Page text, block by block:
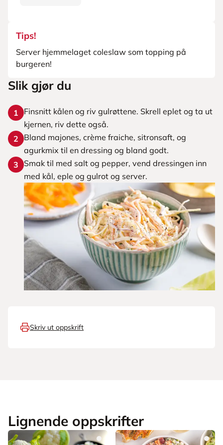
Tips!
Server hjemmelaget coleslaw som topping på
burgeren!
Slik gjør du
1
Finsnitt kålen og riv gulrøttene. Skrell eplet og ta ut
kjernen, riv dette også.
2
Bland majones, crème fraiche, sitronsaft, og
agurkmix til en dressing og bland godt.
3
Smak til med salt og pepper, vend dressingen inn
med kål, eple og gulrot og server.
Skriv ut oppskrift
Lignende oppskrifter